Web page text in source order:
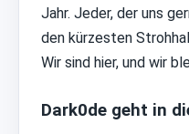
Jahr. Jeder, der uns
den kürzesten
Wir sind hier, und wir
Dark0de geht in